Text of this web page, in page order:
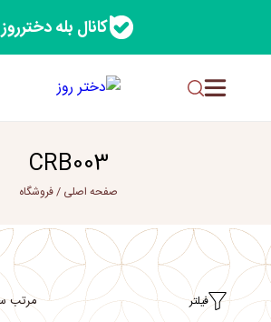
کانال بله دخترروز
CRB003
صفحه اصلی /فروشگاه
فیلتر